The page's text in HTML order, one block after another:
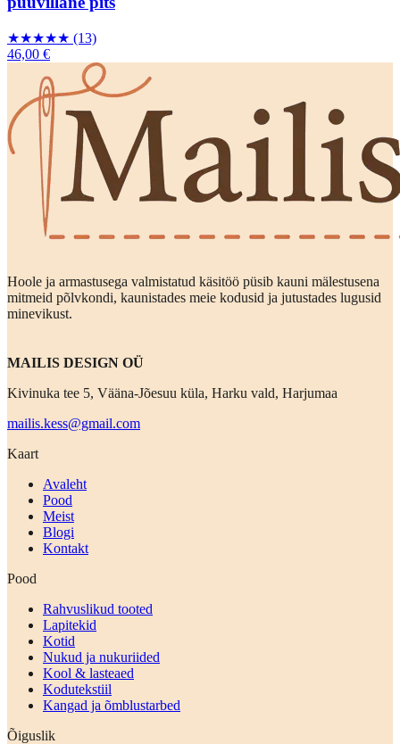
★★★★★ (13)
46,00 €
Hoole ja armastusega valmistatud käsitöö püsib kauni mälestusena
mitmeid põlvkondi, kaunistades meie kodusid ja jutustades lugusid
minevikust.
MAILIS DESIGN OÜ
Kivinuka tee 5, Vääna-Jõesuu küla, Harku vald, Harjumaa
mailis.kess@gmail.com
Kaart
Avaleht
Pood
Meist
Blogi
Kontakt
Pood
Rahvuslikud tooted
Lapitekid
Kotid
Nukud ja nukuriided
Kool & lasteaed
Kodutekstiil
Kangad ja õmblustarbed
Õiguslik